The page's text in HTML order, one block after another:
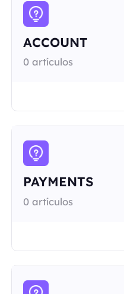
ACCOUNT
0 artículos
PAYMENTS
0 artículos